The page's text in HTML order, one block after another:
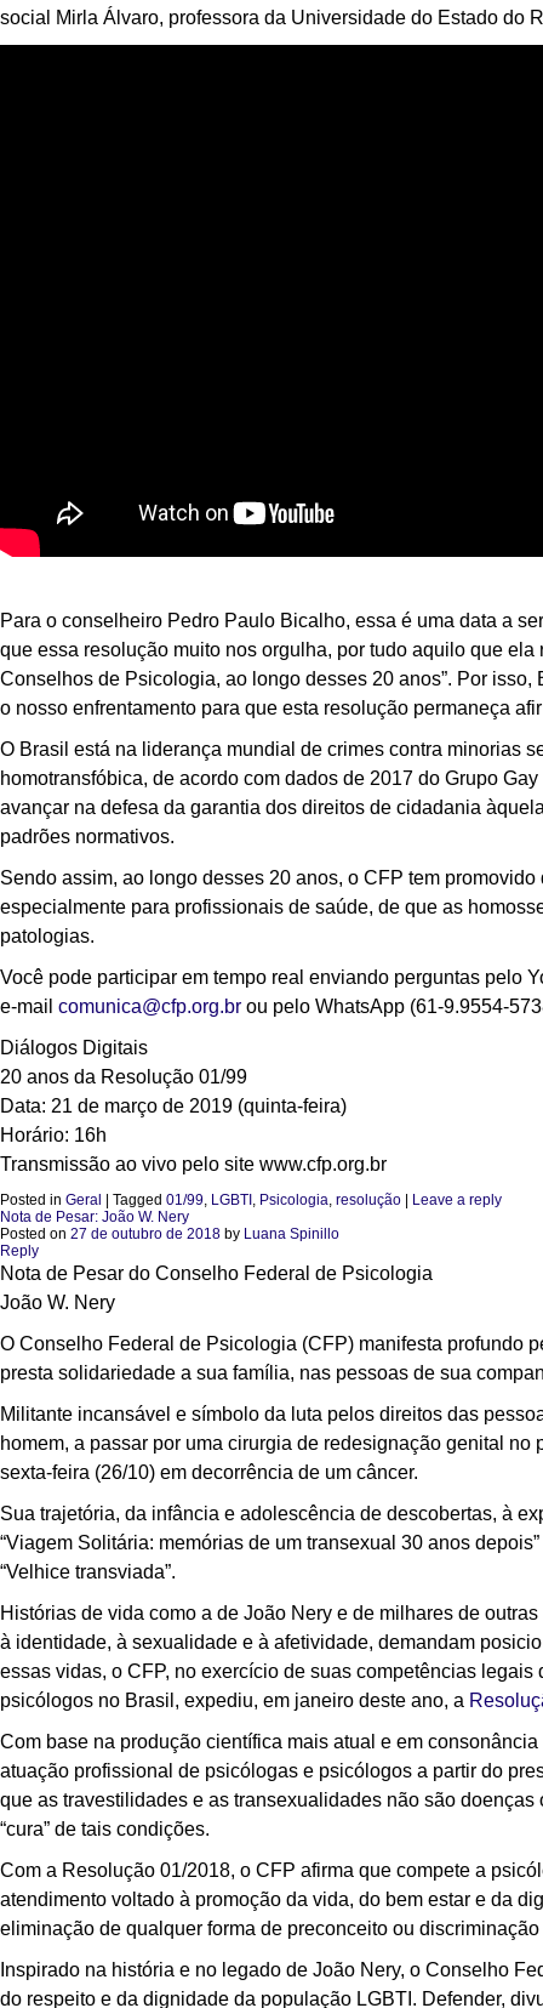
social Mirla Álvaro, professora da Universidade do Estado do
Para o conselheiro Pedro Paulo Bicalho, essa é uma data a
que essa resolução muito nos orgulha, por tudo aquilo que
Conselhos de Psicologia, ao longo desses 20 anos”. Por
o nosso enfrentamento para que esta resolução permaneça
O Brasil está na liderança mundial de crimes contra minorias
homotransfóbica, de acordo com dados de 2017 do Grupo
avançar na defesa da garantia dos direitos de cidadania
padrões normativos.
Sendo assim, ao longo desses 20 anos, o CFP tem
especialmente para profissionais de saúde, de que as
patologias.
Você pode participar em tempo real enviando perguntas pelo
e-mail comunica@cfp.org.br ou pelo WhatsApp (61-9.9554-
Diálogos Digitais
20 anos da Resolução 01/99
Data: 21 de março de 2019 (quinta-feira)
Horário: 16h
Transmissão ao vivo pelo site www.cfp.org.br
Posted in Geral Tagged 01/99, LGBTI , Psicologia, resolução
Leave a reply
Nota de Pesar: João W. Nery
Posted on 27 de outubro de 2018 by Luana Spinillo
Reply
Nota de Pesar do Conselho Federal de Psicologia
João W. Nery
O Conselho Federal de Psicologia (CFP) manifesta profundo
presta solidariedade a sua família, nas pessoas de sua
Militante incansável e símbolo da luta pelos direitos das
homem, a passar por uma cirurgia de redesignação genital
sexta-feira (26/10) em decorrência de um câncer.
Sua trajetória, da infância e adolescência de descobertas, à
“Viagem Solitária: memórias de um transexual 30 anos
“Velhice transviada”.
Histórias de vida como a de João Nery e de milhares de
à identidade, à sexualidade e à afetividade, demandam
essas vidas, o CFP, no exercício de suas competências
psicólogos no Brasil, expediu, em janeiro deste ano, a
Com base na produção científica mais atual e em
atuação profissional de psicólogas e psicólogos a partir do
que as travestilidades e as transexualidades não são
“cura” de tais condições.
Com a Resolução 01/2018, o CFP afirma que compete a
atendimento voltado à promoção da vida, do bem estar e da
eliminação de qualquer forma de preconceito ou
Inspirado na história e no legado de João Nery, o Conselho
do respeito e da dignidade da população LGBTI. Defender,